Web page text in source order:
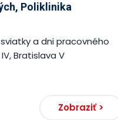
Poliklinika
a dni pracovného
Bratislava V
Zobraziť >